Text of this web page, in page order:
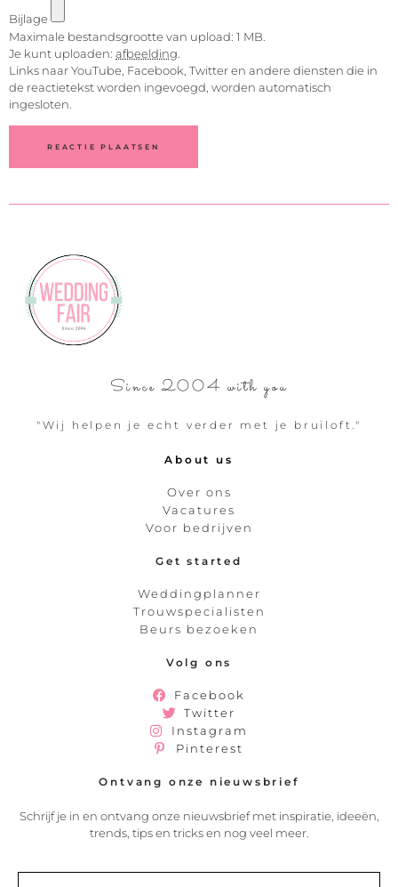
Bijlage
Maximale bestandsgrootte van upload: 1 MB.
Je kunt uploaden: afbeelding
Links naar YouTube, Facebook, Twitter en andere diensten die in
de reactietekst worden ingevoegd, worden automatisch
ingesloten.
Since 2004 with you
"Wij helpen je echt verder met je bruiloft."
About us
Over ons
Vacatures
Voor bedrijven
Get started
Weddingplanner
Trouwspecialisten
Beurs bezoeken
Volg ons
Facebook
Twitter
Instagram
Pinterest
Ontvang onze nieuwsbrief
Schrijf je in en ontvang onze nieuwsbrief met inspiratie, ideeën,
trends, tips en tricks en nog veel meer.